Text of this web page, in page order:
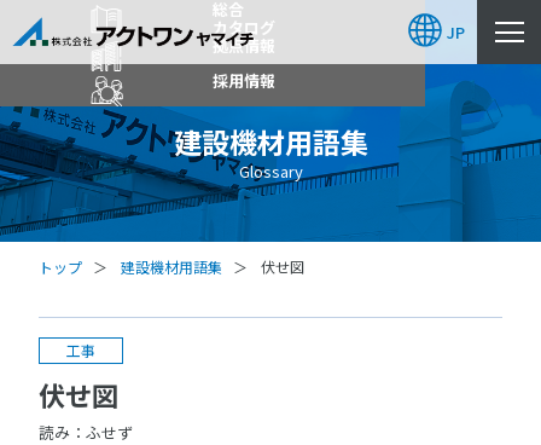
総合
カタログ
拠点情報
採用情報
JP
建設機材用語集
Glossary
トップ 建設機材用語集 伏せ図
工事
伏せ図
読み：ふせず